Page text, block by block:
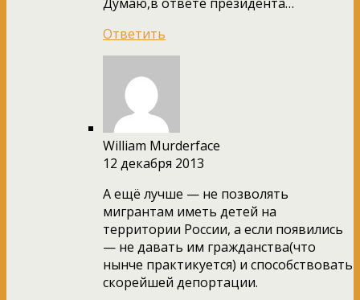
Ответить
William Murderface
12 декабря 2013
А ещё лучше — не позволять
мигрантам иметь детей на
территории России, а если появились
— не давать им гражданства(что
нынче практикуется) и способствовать
скорейшей депортации.